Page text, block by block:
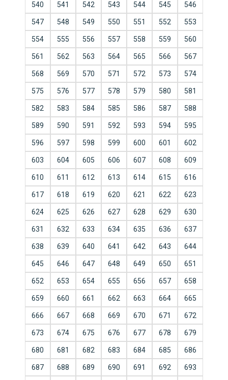
540 541 542 543 544 545 546
547 548 549 550 551 552 553
554 555 556 557 558 559 560
561 562 563 564 565 566 567
568 569 570 571 572 573 574
575 576 577 578 579 580 581
582 583 584 585 586 587 588
589 590 591 592 593 594 595
596 597 598 599 600 601 602
603 604 605 606 607 608 609
610 611 612 613 614 615 616
617 618 619 620 621 622 623
624 625 626 627 628 629 630
631 632 633 634 635 636 637
638 639 640 641 642 643 644
645 646 647 648 649 650 651
652 653 654 655 656 657 658
659 660 661 662 663 664 665
666 667 668 669 670 671 672
673 674 675 676 677 678 679
680 681 682 683 684 685 686
687 688 689 690 691 692 693